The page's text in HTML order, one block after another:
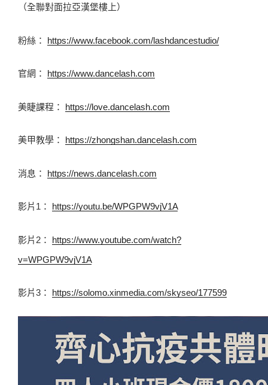
（全聯對面拉亞漢堡樓上）
粉絲： https://www.facebook.com/lashdancestudio/
官網： https://www.dancelash.com
美睫課程： https://love.dancelash.com
美甲教學： https://zhongshan.dancelash.com
消息： https://news.dancelash.com
影片1： https://youtu.be/WPGPW9vjV1A
影片2： https://www.youtube.com/watch?
v=WPGPW9vjV1A
影片3： https://solomo.xinmedia.com/skyseo/177599